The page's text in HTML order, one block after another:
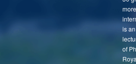
is
of